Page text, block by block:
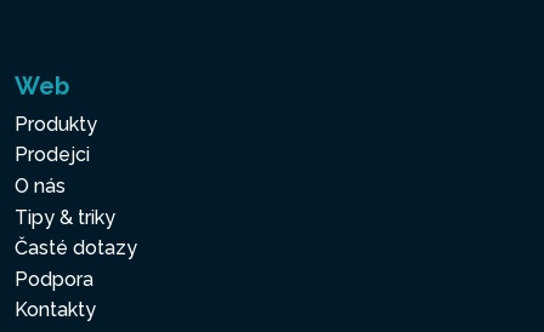
Web
Produkty
Prodejci
O nás
Tipy & triky
Časté dotazy
Podpora
Kontakty